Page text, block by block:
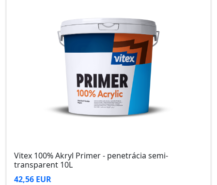
Vitex 100% Akryl Primer - penetrácia semi-
transparent 10L
42,56 EUR